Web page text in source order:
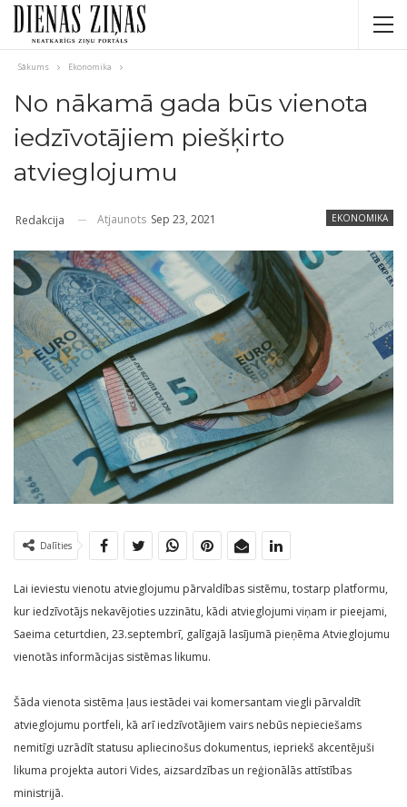
Sākums Ekonomika
No nākamā gada būs vienota
iedzīvotājiem piešķirto
atvieglojumu
EKONOMIKA
Redakcija Atjaunots Sep 23, 2021
Dalīties
Lai ieviestu vienotu atvieglojumu pārvaldības sistēmu, tostarp platformu,
kur iedzīvotājs nekavējoties uzzinātu, kādi atvieglojumi viņam ir pieejami,
Saeima ceturtdien, 23.septembrī, galīgajā lasījumā pieņēma Atvieglojumu
vienotās informācijas sistēmas likumu.
Šāda vienota sistēma ļaus iestādei vai komersantam viegli pārvaldīt
atvieglojumu portfeli, kā arī iedzīvotājiem vairs nebūs nepieciešams
nemitīgi uzrādīt statusu apliecinošus dokumentus, iepriekš akcentējuši
likuma projekta autori Vides, aizsardzības un reģionālās attīstības
ministrijā.